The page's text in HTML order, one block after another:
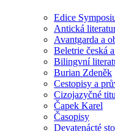
Edice
Antická
Avantgarda a
Beletrie česká
Bilingvní
Burian Zdeněk
Cestopisy a
Cizojazyčné
Čapek Karel
Časopisy
Devatenácté